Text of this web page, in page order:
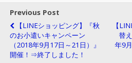
Previous Post
【LINEショッピング】『秋
のお小遣いキャンペーン
（2018年9月17日～21日）』
開催！⇒終了しました！
【
替
年9